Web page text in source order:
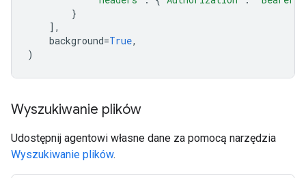
}
],
background=True,
)
Wyszukiwanie plików
Udostępnij agentowi własne dane za pomocą narzędzia
Wyszukiwanie plików.